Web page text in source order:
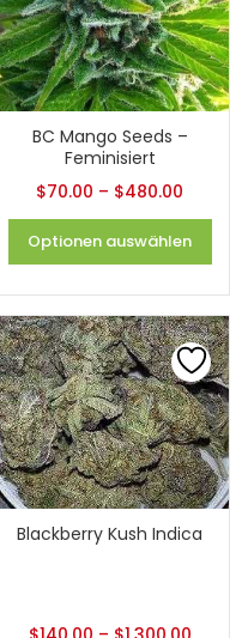
BC Mango Seeds –
Feminisiert
$70.00 – $480.00
Optionen auswählen
Blackberry Kush Indica